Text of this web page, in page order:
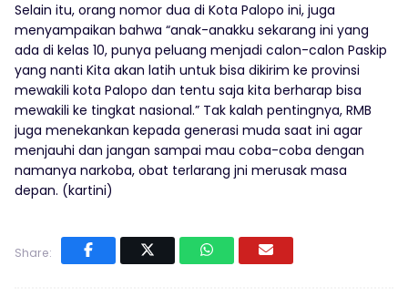
Selain itu, orang nomor dua di Kota Palopo ini, juga
menyampaikan bahwa “anak-anakku sekarang ini yang
ada di kelas 10, punya peluang menjadi calon-calon Paskip
yang nanti Kita akan latih untuk bisa dikirim ke provinsi
mewakili kota Palopo dan tentu saja kita berharap bisa
mewakili ke tingkat nasional.” Tak kalah pentingnya, RMB
juga menekankan kepada generasi muda saat ini agar
menjauhi dan jangan sampai mau coba-coba dengan
namanya narkoba, obat terlarang jni merusak masa
depan. (kartini)
Share: